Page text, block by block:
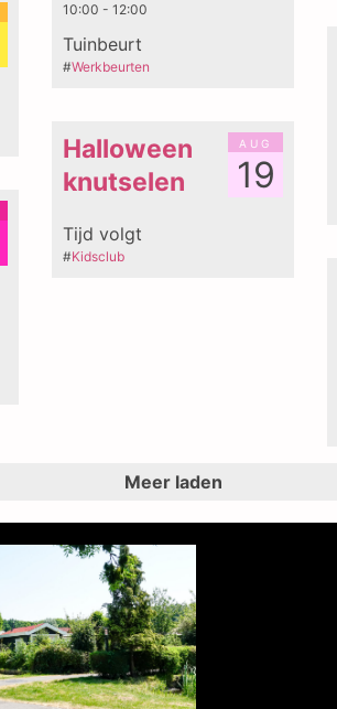
10:00 - 12:00
Tuinbeurt
#Werkbeurten
aug
19
Halloween
knutselen
Tijd volgt
#Kidsclub
Meer laden